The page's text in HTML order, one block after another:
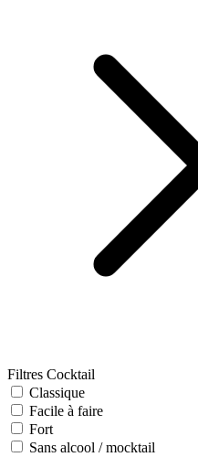
Filtres Cocktail
Classique
Facile à faire
Fort
Sans alcool / mocktail